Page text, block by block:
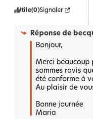
Utile(0)Signaler
Réponse de
Bonjour,
Merci beaucoup
sommes ravis
été conforme à
Au plaisir de
Bonne journée
Maria